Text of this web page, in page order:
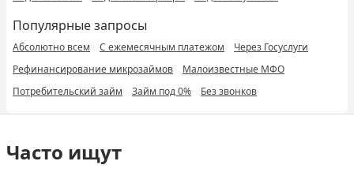
Популярные запросы
Абсолютно всем С ежемесячным платежом
Через Госуслуги
Рефинансирование микрозаймов
Малоизвестные МФО
Потребительский займ
Займ под 0% Без звонков
Часто ищут